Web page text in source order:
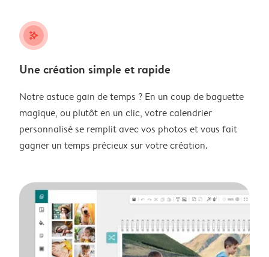
stars_plus
Une création simple et rapide
Notre astuce gain de temps ? En un coup de baguette
magique, ou plutôt en un clic, votre calendrier
personnalisé se remplit avec vos photos et vous fait
gagner un temps précieux sur votre création.